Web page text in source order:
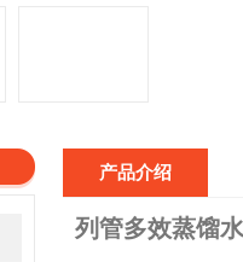
产品介绍
列管多效蒸馏